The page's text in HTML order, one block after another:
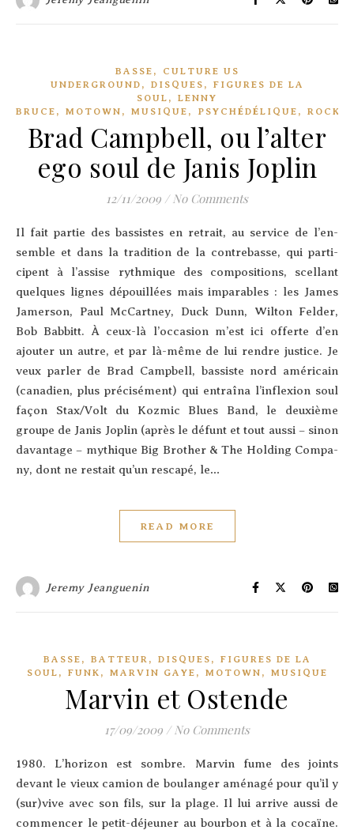
BASSE ,
CULTURE US
UNDERGROUND , DISQUES ,
FIGURES DE LA
SOUL , LENNY
BRUCE , MOTOWN , MUSIQUE , PSYCHÉDÉLIQUE , ROCK
Brad Campbell, ou l’alter
ego soul de Janis Joplin
12/11/2009 / No Comments
Il fait par­tie des bas­sistes en retrait, au ser­vice de l’en­
semble et dans la tra­di­tion de la contre­basse, qui par­ti­
cipent à l’as­sise ryth­mique des com­po­si­tions, scel­lant
quelques lignes dépouillées mais impa­rables : les James
Jamer­son, Paul McCart­ney, Duck Dunn, Wil­ton Fel­der,
Bob Bab­bitt. À ceux-là l’oc­ca­sion m’est ici offerte d’en
ajou­ter un autre, et par là-même de lui rendre justice. Je
veux par­ler de Brad Camp­bell, bas­siste nord amé­ri­cain
(cana­dien, plus pré­ci­sé­ment) qui entraî­na l’in­flexion soul
façon Stax/Volt du Koz­mic Blues Band, le deuxième
groupe de Janis Joplin (après le défunt et tout aus­si – sinon
davan­tage – mythique Big Bro­ther & The Hol­ding Com­pa­
ny, dont ne res­tait qu’un res­ca­pé, le…
READ MORE
Jeremy Jeanguenin
BASSE , BATTEUR , DISQUES ,
FIGURES DE LA
SOUL , FUNK , MARVIN GAYE , MOTOWN , MUSIQUE
Marvin et Ostende
17/09/2009 / No Comments
1980. L’ho­ri­zon est sombre. Mar­vin fume des joints
devant le vieux camion de bou­lan­ger amé­na­gé pour qu’il y
(sur)vive avec son fils, sur la plage. Il lui arrive aus­si de
com­men­cer le petit-déjeu­ner au bour­bon et à la cocaïne.